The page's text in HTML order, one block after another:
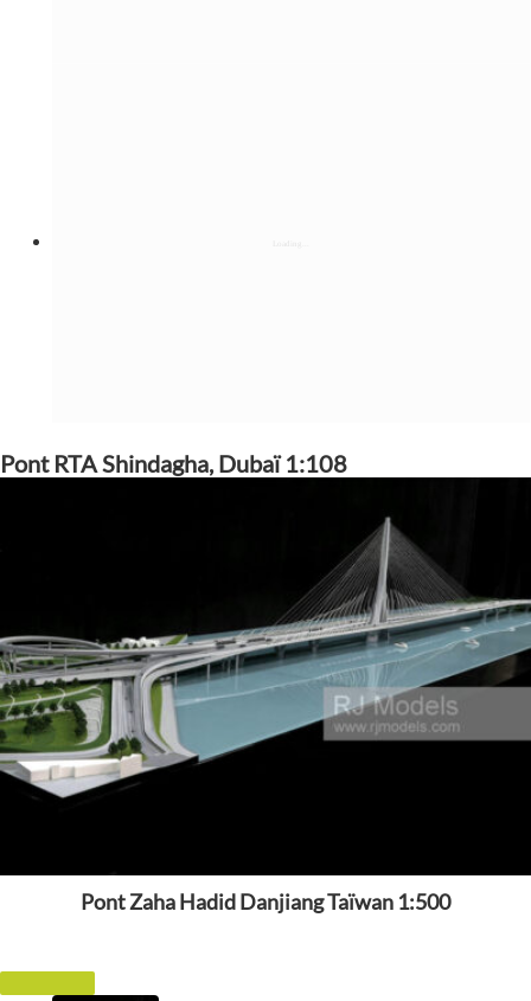
Pont RTA Shindagha, Dubaï 1:108
Pont Zaha Hadid Danjiang Taïwan 1:500